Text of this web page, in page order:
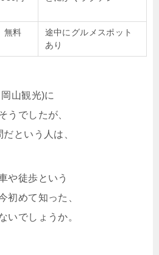
無料
途中にグルメスポット
あり
山観光)に
うでしたが、
という人は、
や徒歩という
初めて知った、
いでしょうか。